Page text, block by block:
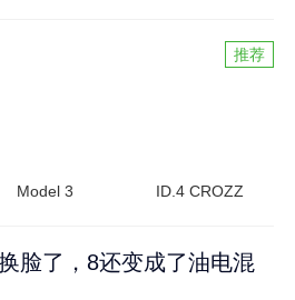
推荐
Model 3 ID.4 CROZZ
脸了，8还变成了油电混